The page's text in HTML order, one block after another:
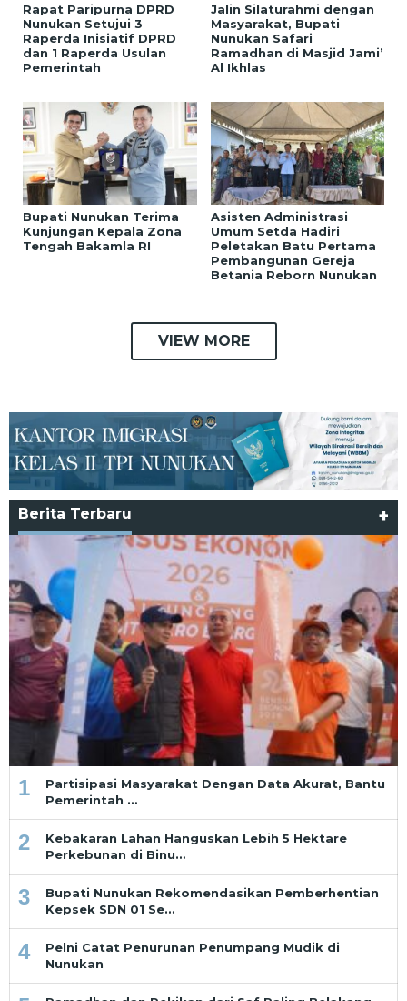
Rapat Paripurna DPRD
Nunukan Setujui 3
Raperda Inisiatif DPRD
dan 1 Raperda Usulan
Pemerintah
Jalin Silaturahmi dengan
Masyarakat, Bupati
Nunukan Safari
Ramadhan di Masjid Jami’
Al Ikhlas
Bupati Nunukan Terima
Kunjungan Kepala Zona
Tengah Bakamla RI
Asisten Administrasi
Umum Setda Hadiri
Peletakan Batu Pertama
Pembangunan Gereja
Betania Reborn Nunukan
VIEW MORE
Berita Terbaru +
1
Partisipasi Masyarakat Dengan Data Akurat, Bantu
Pemerintah …
2
Kebakaran Lahan Hanguskan Lebih 5 Hektare
Perkebunan di Binu…
3
Bupati Nunukan Rekomendasikan Pemberhentian
Kepsek SDN 01 Se…
4
Pelni Catat Penurunan Penumpang Mudik di
Nunukan